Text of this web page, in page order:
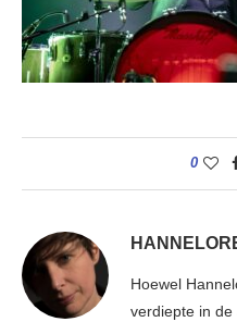
0
Hoewel
verdiepte in